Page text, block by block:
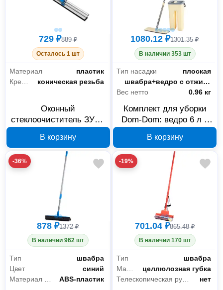
729 ₽889 ₽
Осталось 1 шт
Материал
пластик
коническая резьба
Оконный
стеклоочиститель ЗУБР
45
В корзину
1080.12 ₽1301.35 ₽
В наличии 353 шт
Тип насадки
плоская
Тип
швабра+ведро с отжимом
Вес нетто
0.96 кг
Комплект для уборки
Dom-Dom: ведро 6 л с
0080
В корзину
-36%
878 ₽1372 ₽
В наличии 962 шт
Тип
швабра
Цвет
синий
ABS-пластик
-19%
701.04 ₽865.48 ₽
В наличии 170 шт
Тип
швабра
целлюлозная губка
Телескопическая рукоятка
нет